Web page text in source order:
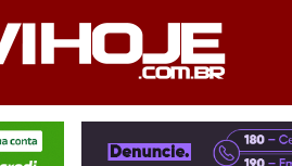
FALE CONOSCO